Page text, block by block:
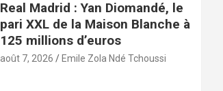
Real Madrid : Yan Diomandé, le
pari XXL de la Maison Blanche à
125 millions d’euros
août 7, 2026 Emile Zola Ndé Tchoussi